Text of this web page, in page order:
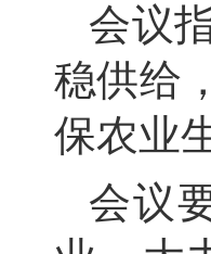
会议
稳供给，
保农业
会议